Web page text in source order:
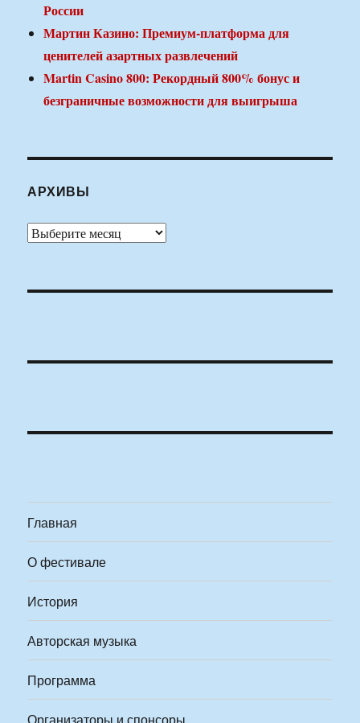
России
Мартин Казино: Премиум-платформа для
ценителей азартных развлечений
Martin Casino 800: Рекордный 800% бонус и
безграничные возможности для выигрыша
АРХИВЫ
Архивы
Главная
О фестивале
История
Авторская музыка
Программа
Организаторы и спонсоры